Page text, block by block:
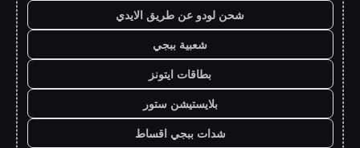
شحن لودو عن طريق الايدي
شعبية ببجي
بطاقات ايتونز
بلايستيشن ستور
شدات ببجي اقساط